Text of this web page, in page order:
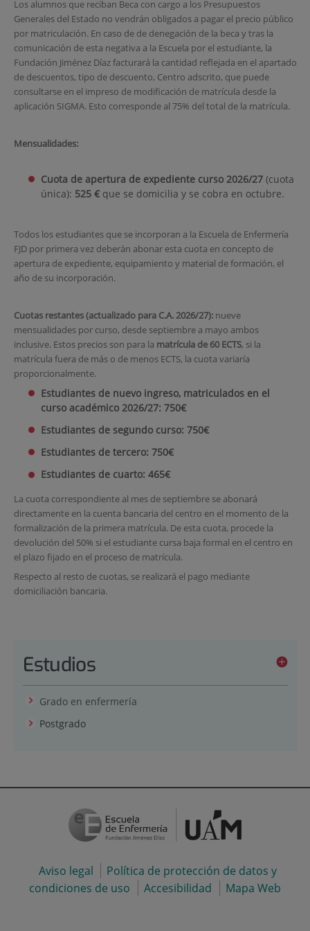
Los alumnos que reciban Beca con cargo a los Presupuestos
Generales del Estado no vendrán obligados a pagar el precio público
por matriculación. En caso de de denegación de la beca y tras la
comunicación de esta negativa a la Escuela por el estudiante, la
Fundación Jiménez Díaz facturará la cantidad reflejada en el apartado
de descuentos, tipo de descuento, Centro adscrito, que puede
consultarse en el impreso de modificación de matrícula desde la
aplicación SIGMA. Esto corresponde al 75% del total de la matrícula.
Mensualidades:
Cuota de apertura de expediente curso 2026/27(cuota
única): 525 €que se domicilia y se cobra en octubre.
Todos los estudiantes que se incorporan a la Escuela de Enfermería
FJD por primera vez deberán abonar esta cuota en concepto de
apertura de expediente, equipamiento y material de formación, el
año de su incorporación.
Cuotas restantes (actualizado para C.A. 2026/27):nueve
mensualidades por curso, desde septiembre a mayo ambos
inclusive. Estos precios son para la matrícula de 60 ECTS, si la
matrícula fuera de más o de menos ECTS, la cuota variaría
proporcionalmente.
Estudiantes de nuevo ingreso, matriculados en el
curso académico 2026/27: 750€
Estudiantes de segundo curso: 750€
Estudiantes de tercero: 750€
Estudiantes de cuarto: 465€
La cuota correspondiente al mes de septiembre se abonará
directamente en la cuenta bancaria del centro en el momento de la
formalización de la primera matrícula. De esta cuota, procede la
devolución del 50% si el estudiante cursa baja formal en el centro en
el plazo fijado en el proceso de matrícula.
Respecto al resto de cuotas, se realizará el pago mediante
domiciliación bancaria.
Estudios
Grado en enfermería
Postgrado
Aviso legal
Política de protección de datos y
condiciones de uso
Accesibilidad Mapa Web